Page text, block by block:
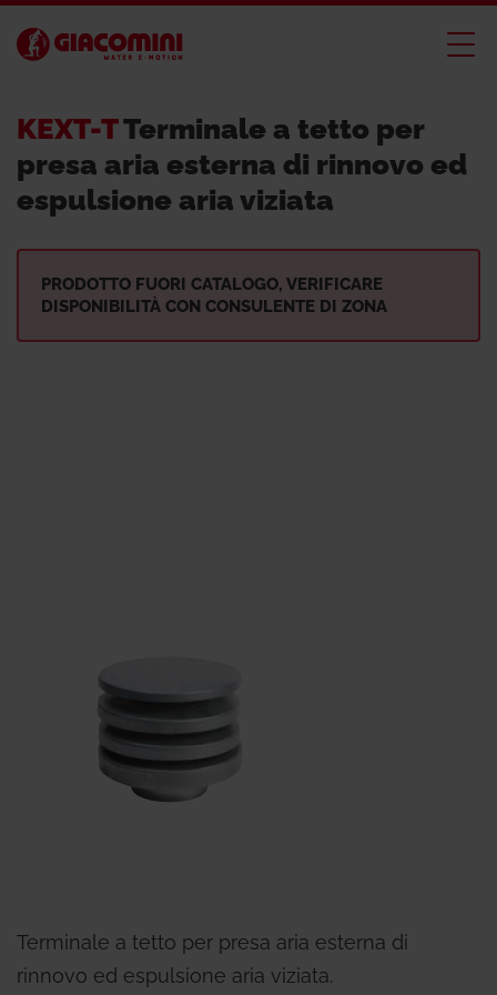
KEXT-TTerminale a tetto per
presa aria esterna di rinnovo ed
espulsione aria viziata
PRODOTTO FUORI CATALOGO, VERIFICARE
DISPONIBILITÀ CON CONSULENTE DI ZONA
Terminale a tetto per presa aria esterna di
rinnovo ed espulsione aria viziata.